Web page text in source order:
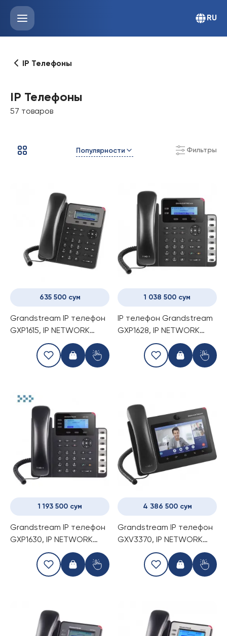
RU
IP Телефоны
IP Телефоны
57 товаров
Популярности Фильтры
635 500 сум
Grandstream IP телефон
GXP1615, IP NETWORK
TELEPHONE
1 038 500 сум
IP телефон Grandstream
GXP1628, IP NETWORK
TELEPHONE
1 193 500 сум
Grandstream IP телефон
GXP1630, IP NETWORK
TELEPHONE
4 386 500 сум
Grandstream IP телефон
GXV3370, IP NETWORK
TELEPHONE